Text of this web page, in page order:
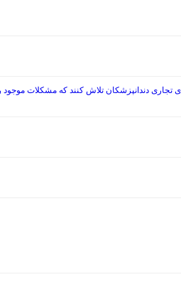
دندانپزشکان تلاش کنند که مشکلات موجود